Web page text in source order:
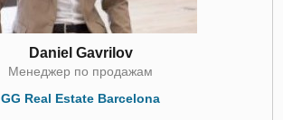
Daniel Gavrilov
Менеджер по продажам
GG Real Estate Barcelona